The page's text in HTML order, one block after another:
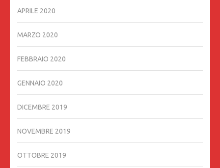
APRILE 2020
MARZO 2020
FEBBRAIO 2020
GENNAIO 2020
DICEMBRE 2019
NOVEMBRE 2019
OTTOBRE 2019